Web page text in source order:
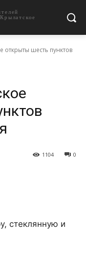
открыты шесть пунктов
0
1104
стеклянную и